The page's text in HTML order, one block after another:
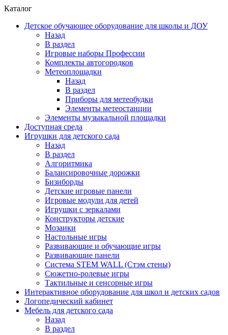
Каталог
Детское обучающее оборудование для школы и ДОУ
Назад
В раздел
Игровые наборы Профессии
Комплекты автогородков
Метеоплощадки
Назад
В раздел
Приборы для метеобудки
Элементы метеостанции
Элементы музыкальной площадки
Доступная среда
Игрушки для детского сада
Назад
В раздел
Алгоритмика
Балансировочные дорожки
Бизиборды
Детские игровые панели
Игровые модули для детей
Игрушки с зеркалами
Конструкторы детские
Мозаики
Настольные игры
Развивающие и обучающие игры
Развивающие панели
Система STEM WALL (Cтэм стены)
Сюжетно-ролевые игры
Тактильные и сенсорные игры
Интерактивное оборудование для школ и детских садов
Логопедический кабинет
Мебель для детского сада
Назад
В раздел